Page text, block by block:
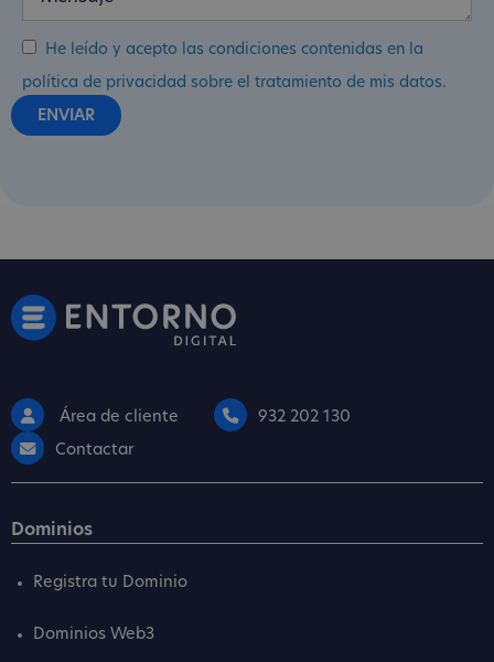
He leído y acepto las condiciones contenidas en la
política de privacidad sobre el tratamiento de mis datos.
Área de cliente
932 202 130
Contactar
Dominios
Registra tu Dominio
Dominios Web3